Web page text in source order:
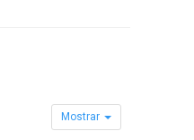
Mostrar